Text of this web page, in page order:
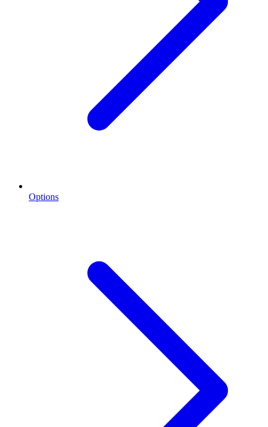
Options